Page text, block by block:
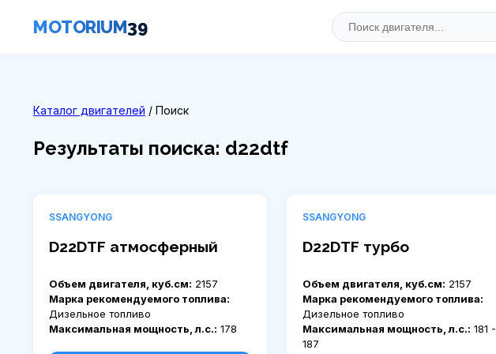
MOTORIUM39
Каталог двигателей / Поиск
Результаты поиска: d22dtf
SSANGYONG
D22DTF атмосферный
Объем двигателя, куб.см: 2157
Марка рекомендуемого топлива:
Дизельное топливо
Максимальная мощность, л.с.: 178
SSANGYONG
D22DTF турбо
Объем двигателя, куб.см: 2157
Марка рекомендуемого топлива:
Дизельное топливо
Максимальная мощность, л.с.: 181 -
187